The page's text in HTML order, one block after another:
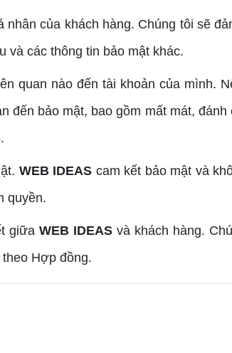
của khách hàng. Chúng tôi sẽ
và các thông tin bảo mật khác.
quan nào đến tài khoản của mình.
đến bảo mật, bao gồm mất mát, đánh
.
WEB IDEAS cam kết bảo mật và
quyền.
giữaWEB IDEAS và khách hàng.
Hợp đồng.